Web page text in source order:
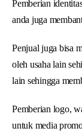
Pemberian
anda juga
Penjual juga bisa
oleh usaha lain
lain sehingga
Pemberian logo,
untuk media